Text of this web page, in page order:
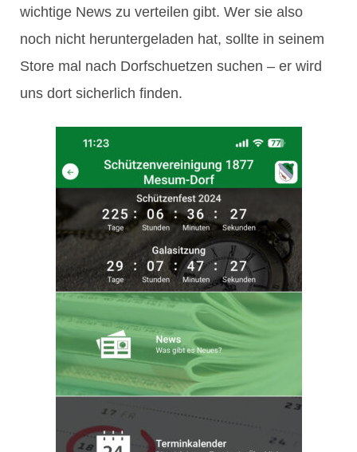
wichtige News zu verteilen gibt. Wer sie also
noch nicht heruntergeladen hat, sollte in seinem
Store mal nach Dorfschuetzen suchen – er wird
uns dort sicherlich finden.